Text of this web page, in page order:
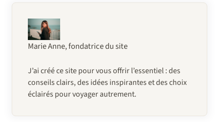
Marie Anne, fondatrice du site
J’ai créé ce site pour vous offrir l’essentiel : des
conseils clairs, des idées inspirantes et des choix
éclairés pour voyager autrement.